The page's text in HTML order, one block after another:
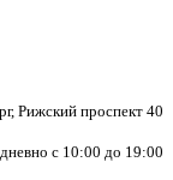
Рижский проспект 40
с 10:00 до 19:00